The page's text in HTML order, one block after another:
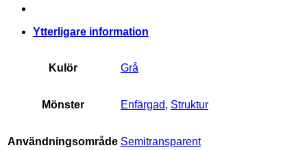
Ytterligare information
Kulör Grå
Mönster Enfärgad, Struktur
Användningsområde Semitransparent